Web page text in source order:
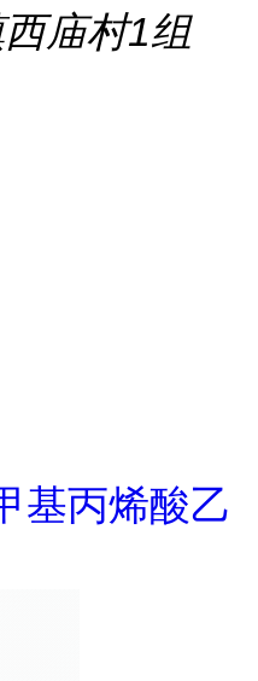
庙村1组
基丙烯酸乙